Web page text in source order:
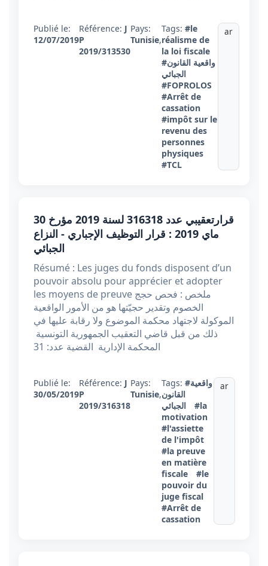
Publié le:
12/07/2019
Référence: J
P
2019/313530
Pays:
Tunisie,
Tags: #le
réalisme de
la loi fiscale
#واقعية القانون
الجبائي
#FOPROLOS
#Arrêt de
cassation
#impôt sur le
revenu des
personnes
physiques
#TCL
ar
قرارتعقيبي عدد 316318 لسنة 2019 مؤرخ 30
ماي 2019 : قرار التوظيف الإجباري - النزاع
الجبائي
Résumé : Les juges du fonds disposent d’un
pouvoir absolu pour apprécier et adopter
les moyens de preuve ملخص : فحص حجج
الخصوم وتقدير حجيّتها هو من الأمور الواقعية
الموكولة لاجتهاد محكمة الموضوع ولا رقابة عليها في
ذلك من قبل قاضي التعقيب الجمهورية التونسية
المحكمة الإدارية القضية عدد: 31
Publié le:
30/05/2019
Référence: J
P
2019/316318
Pays:
Tunisie,
Tags: #واقعية
القانون
الجبائي
#la
motivation
#l'assiette
de l'impôt
#la preuve
en matière
fiscale
#le
pouvoir du
juge fiscal
#Arrêt de
cassation
ar